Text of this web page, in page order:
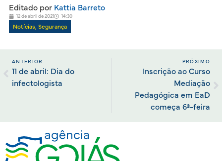
Editado porKattia Barreto
12 de abril de 2021 14:30
Notícias Segurança
ANTERIOR
11 de abril: Dia do
infectologista
PRÓXIMO
Inscrição ao Curso
Mediação
Pedagógica em EaD
começa 6ª-feira